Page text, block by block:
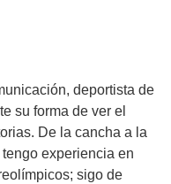
deportista de
su forma de ver el
De la cancha a la
experiencia en
sigo de